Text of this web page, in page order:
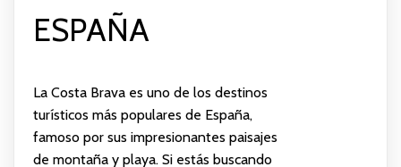
ESPAÑA
La Costa Brava es uno de los destinos
turísticos más populares de España,
famoso por sus impresionantes paisajes
de montaña y playa. Si estás buscando